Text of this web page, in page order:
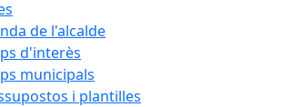
de l'alcalde
d'interès
municipals
i plantilles